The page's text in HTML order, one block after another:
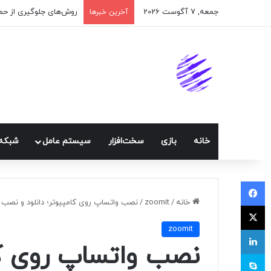
جمعه, 7 آگوست 2026 آخرین خبرها اپلیکیشن پیام‌رسان
خانه بازی سخت‌افزار سيستم عامل
خانه /
zoomit
/نصب واتساپ روی کامپیوتر؛ دانلود و
zoomit
نصب واتساپ روی
فیسبوک